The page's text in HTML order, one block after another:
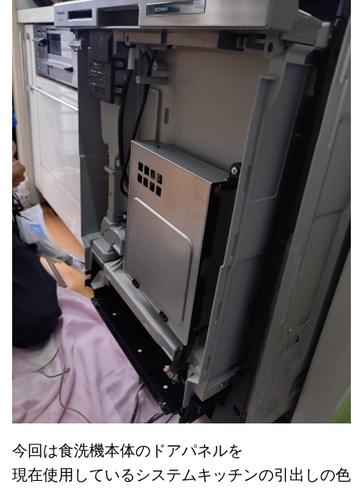
今回は食洗機本体のドアパネルを
現在使用しているシステムキッチンの引出しの色